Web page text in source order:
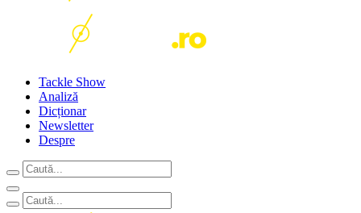
Tackle Show
Analiză
Dicționar
Newsletter
Despre